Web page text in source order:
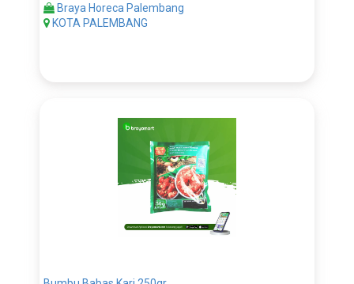
Braya Horeca Palembang
KOTA PALEMBANG